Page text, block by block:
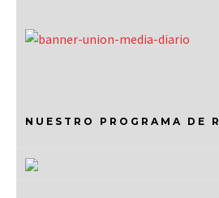
NUESTRO PROGRAMA DE